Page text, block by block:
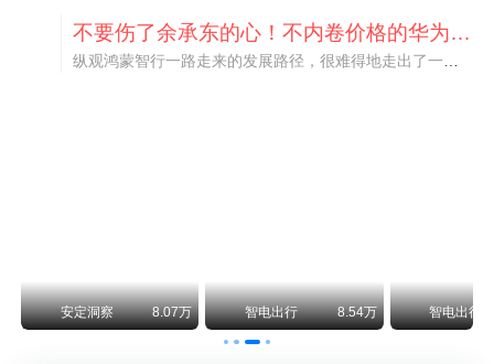
不要伤了余承东的心！不内卷价格的华为，弥足珍贵！
安定洞察 8.07万 智电出行 8.54万 智电出行